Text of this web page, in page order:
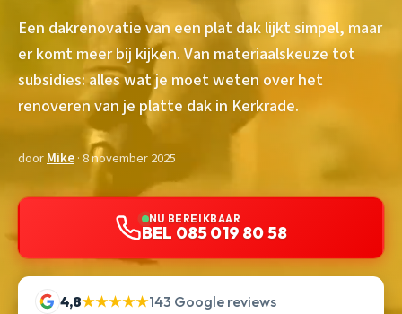
Een dakrenovatie van een plat dak lijkt simpel, maar
er komt meer bij kijken. Van materiaalskeuze tot
subsidies: alles wat je moet weten over het
renoveren van je platte dak in Kerkrade.
doorMike· 8 november 2025
NU BEREIKBAAR
BEL 085 019 80 58
4,8★★★★★143 Google reviews